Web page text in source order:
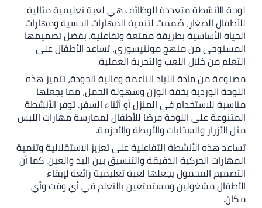
لوحة الأنشطة متعددة الوظائف هي لعبة تعليمية مثالية
للأطفال الصغار، صُممت لتنمية المهارات الحسية ومهارات
الحياة الأساسية بطريقة ممتعة وتفاعلية. بفضل تصميمها
المستوحى من منهج مونتيسوري، تساعد الأطفال على
التعلم من خلال اللعب والتجربة العملية.
مصنوعة من مادة اللباد الناعمة وعالية الجودة، تتميز هذه
اللوحة الوردية بخفة الوزن وسهولة الحمل، مما يجعلها
مناسبة للاستخدام في المنزل أو أثناء السفر. توفر الأنشطة
المتنوعة على اللوحة فرصًا للأطفال لممارسة مهارات اللبس
مثل الأزرار والسحّابات والأربطة والأحزمة.
تساعد هذه الأنشطة التفاعلية على تعزيز الاستقلالية وتنمية
المهارات الحركية الدقيقة والتنسيق بين اليد والعين. كما أن
التصميم المحمول يجعلها لعبة تعليمية رائعة لإبقاء
الأطفال مشغولين ومستمتعين بالتعلم في أي وقت وأي
مكان.